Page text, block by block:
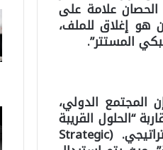
علامة على
هو إغلاق للملف،
المستتر”.
المجتمع الدولي،
“الحلول القريبة
” (Short-termism)، وهي مقاربة تفتقر إلى الاستشراف الاستراتيجي. (Strategic